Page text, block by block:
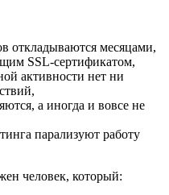
откладываются месяцами,
SSL-сертификатом,
активности нет ни
а иногда и вовсе не
парализуют работу
человек, который: